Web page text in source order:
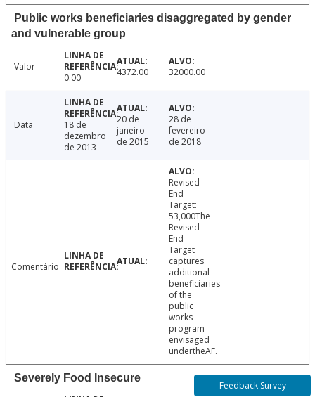
Public works beneficiaries disaggregated by gender
and vulnerable group
Valor
0.00
4372.00 32000.00
Data
18 de
dezembro
de 2013
20 de
janeiro
de 2015
28 de
fevereiro
de 2018
Comentário
Revised
End
Target:
53,000The
Revised
End
Target
captures
additional
beneficiaries
of the
public
works
program
envisaged
undertheAF.
Severely Food Insecure
Feedback Survey